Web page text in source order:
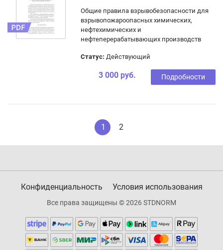
Общие правила взрывобезопасности для
взрывопожароопасных химических,
нефтехимических и
нефтеперерабатывающих производств
Статус: Действующий
3 000 руб. Подробности
1 2
Конфиденциальность Условия использования
Все права защищены © 2026 STDNORM